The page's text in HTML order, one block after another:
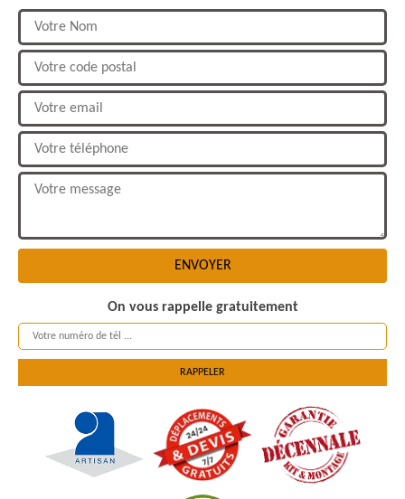
On vous rappelle gratuitement